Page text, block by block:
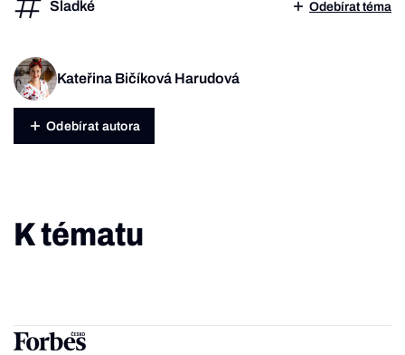
Sladké Odebírat téma
Kateřina Bičíková Harudová
Odebírat autora
K tématu